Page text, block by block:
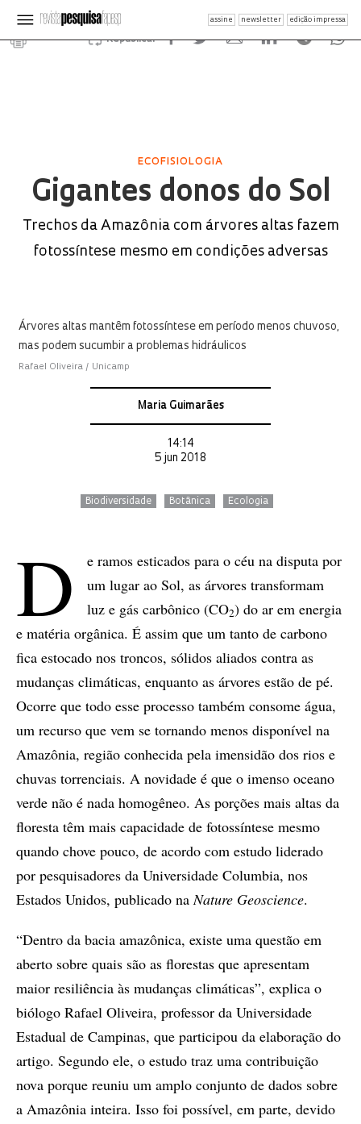
assine newsletter edição impressa
Republicar
ECOFISIOLOGIA
Gigantes donos do Sol
Trechos da Amazônia com árvores altas fazem
fotossíntese mesmo em condições adversas
Árvores altas mantêm fotossíntese em período menos chuvoso,
mas podem sucumbir a problemas hidráulicos
Rafael Oliveira / Unicamp
Maria Guimarães
14:14
5 jun 2018
Biodiversidade Botânica Ecologia
D
e ramos esticados para o céu na disputa por
um lugar ao Sol, as árvores transformam
luz e gás carbônico (CO2) do ar em energia
e matéria orgânica. É assim que um tanto de carbono
fica estocado nos troncos, sólidos aliados contra as
mudanças climáticas, enquanto as árvores estão de pé.
Ocorre que todo esse processo também consome água,
um recurso que vem se tornando menos disponível na
Amazônia, região conhecida pela imensidão dos rios e
chuvas torrenciais. A novidade é que o imenso oceano
verde não é nada homogêneo. As porções mais altas da
floresta têm mais capacidade de fotossíntese mesmo
quando chove pouco, de acordo com estudo liderado
por pesquisadores da Universidade Columbia, nos
Estados Unidos, publicado naNature Geoscience.
“Dentro da bacia amazônica, existe uma questão em
aberto sobre quais são as florestas que apresentam
maior resiliência às mudanças climáticas”, explica o
biólogo Rafael Oliveira, professor da Universidade
Estadual de Campinas, que participou da elaboração do
artigo. Segundo ele, o estudo traz uma contribuição
nova porque reuniu um amplo conjunto de dados sobre
a Amazônia inteira. Isso foi possível, em parte, devido